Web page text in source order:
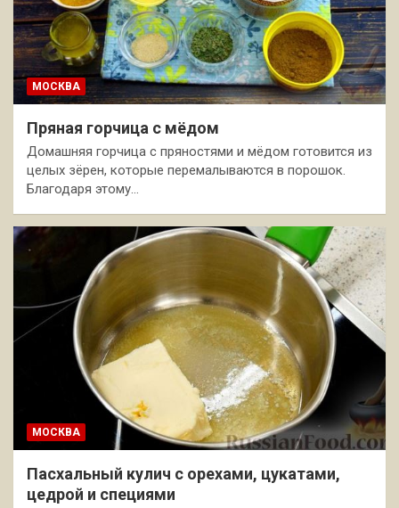
МОСКВА
Пряная горчица с мёдом
Домашняя горчица с пряностями и мёдом готовится из
целых зёрен, которые перемалываются в порошок.
Благодаря этому…
МОСКВА
Пасхальный кулич с орехами, цукатами,
цедрой и специями